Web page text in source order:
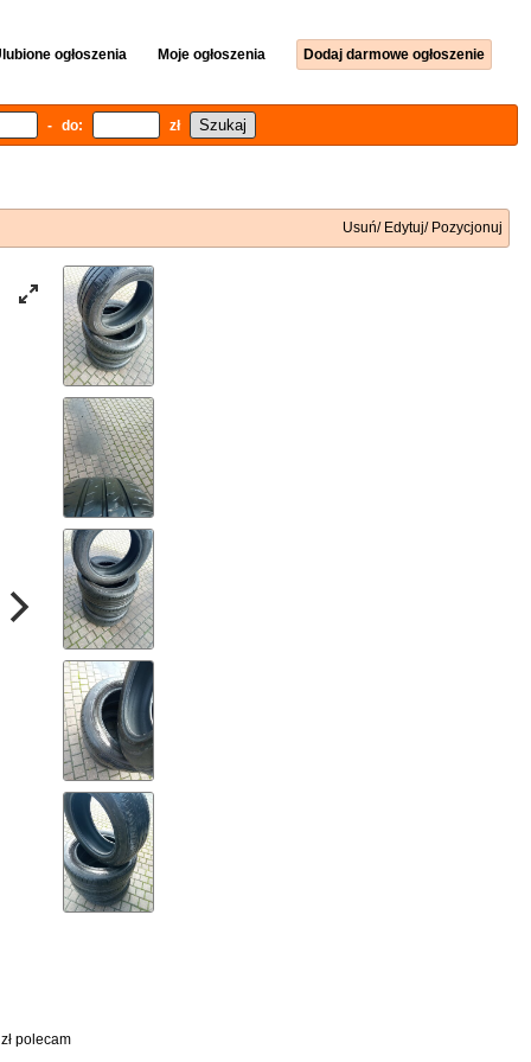
ogłoszenia Moje ogłoszenia Dodaj darmowe ogłoszenie
- do: zł
Usuń/ Edytuj/ Pozycjonuj
polecam